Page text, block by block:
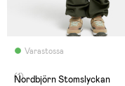
Varastossa
(1)
Nordbjörn Stomslyckan